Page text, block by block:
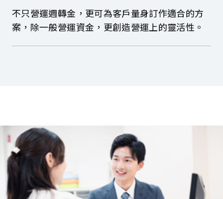
不只營運週轉金，更可為客戶量身訂作適合的方
案，除一般營運資金，更創造營運上的靈活性。